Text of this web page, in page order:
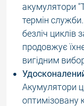
акумулятори
термін
безліч циклів
продовжує
вигідним
Акумулятори
оптимізовану